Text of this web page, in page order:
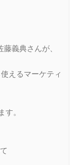
義典さんが、
えるマーケティ
。